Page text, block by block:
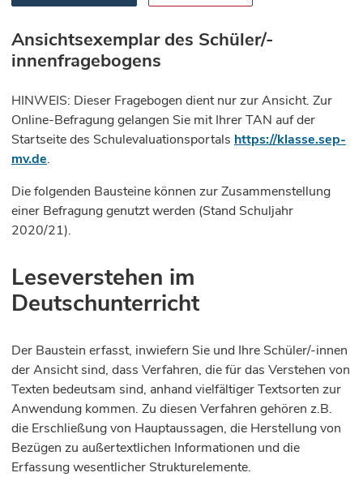
Ansichtsexemplar des Schüler/-
innenfragebogens
HINWEIS: Dieser Fragebogen dient nur zur Ansicht. Zur
Online-Befragung gelangen Sie mit Ihrer TAN auf der
Startseite des Schulevaluationsportals https://klasse.sep-
mv.de.
Die folgenden Bausteine können zur Zusammenstellung
einer Befragung genutzt werden (Stand Schuljahr
2020/21).
Leseverstehen im
Deutschunterricht
Der Baustein erfasst, inwiefern Sie und Ihre Schüler/-innen
der Ansicht sind, dass Verfahren, die für das Verstehen von
Texten bedeutsam sind, anhand vielfältiger Textsorten zur
Anwendung kommen. Zu diesen Verfahren gehören z.B.
die Erschließung von Hauptaussagen, die Herstellung von
Bezügen zu außertextlichen Informationen und die
Erfassung wesentlicher Strukturelemente.